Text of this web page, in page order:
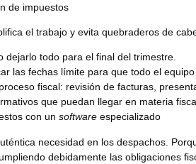
de impuestos
el trabajo y evita quebraderos de
dejarlo todo para el final del trimestre.
las fechas límite para que todo el
fiscal: revisión de facturas,
que puedan llegar en materia
con un software especializado
necesidad en los despachos.
debidamente las obligaciones